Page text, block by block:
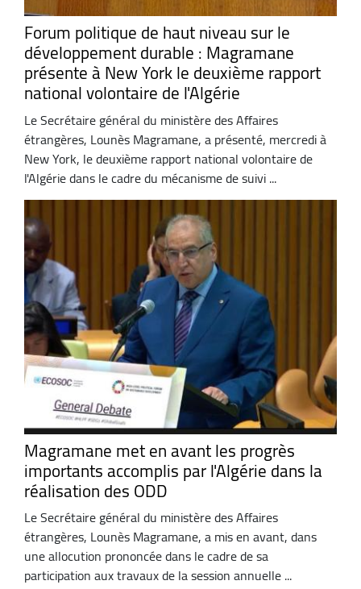
Forum politique de haut niveau sur le
développement durable : Magramane
présente à New York le deuxième rapport
national volontaire de l'Algérie
Le Secrétaire général du ministère des Affaires
étrangères, Lounès Magramane, a présenté, mercredi à
New York, le deuxième rapport national volontaire de
l'Algérie dans le cadre du mécanisme de suivi ...
Magramane met en avant les progrès
importants accomplis par l'Algérie dans la
réalisation des ODD
Le Secrétaire général du ministère des Affaires
étrangères, Lounès Magramane, a mis en avant, dans
une allocution prononcée dans le cadre de sa
participation aux travaux de la session annuelle ...